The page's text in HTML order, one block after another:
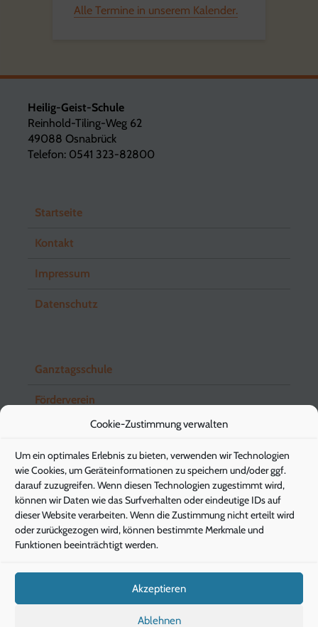
Cookie-Zustimmung verwalten
Um ein optimales Erlebnis zu bieten, verwenden wir Technologien
wie Cookies, um Geräteinformationen zu speichern und/oder ggf.
darauf zuzugreifen. Wenn diesen Technologien zugestimmt wird,
können wir Daten wie das Surfverhalten oder eindeutige IDs auf
dieser Website verarbeiten. Wenn die Zustimmung nicht erteilt wird
oder zurückgezogen wird, können bestimmte Merkmale und
Funktionen beeinträchtigt werden.
Akzeptieren
Ablehnen
Alle Termine in unserem Kalender.
Heilig-Geist-Schule
Reinhold-Tiling-Weg 62
49088 Osnabrück
Telefon: 0541 323-82800
Startseite
Kontakt
Impressum
Datenschutz
Ganztagsschule
Förderverein
Schuleingangsstufe
Elternbriefe
Pädagogische Energieberatung
Die Gesunde Stunde